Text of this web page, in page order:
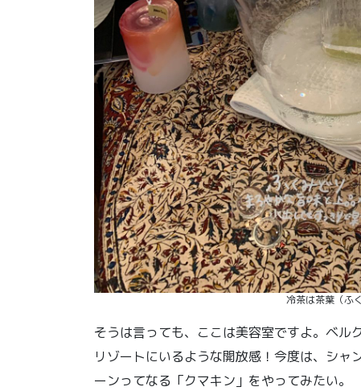
冷茶は茶葉（ふ
そうは言っても、ここは美容室ですよ。ベル
リゾートにいるような開放感！今度は、シ
ーンってなる「クマキン」をやってみたい。